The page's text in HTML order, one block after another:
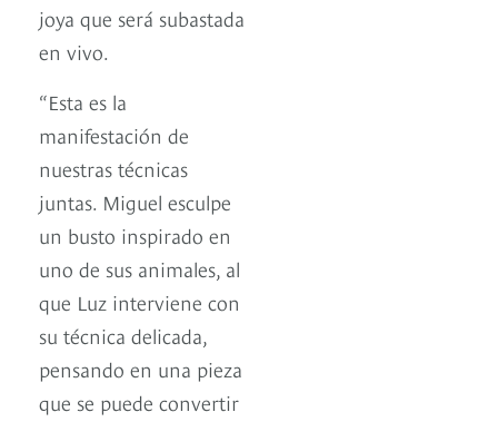
joya que será subastada
en vivo.
“Esta es la
manifestación de
nuestras técnicas
juntas. Miguel esculpe
un busto inspirado en
uno de sus animales, al
que Luz interviene con
su técnica delicada,
pensando en una pieza
que se puede convertir